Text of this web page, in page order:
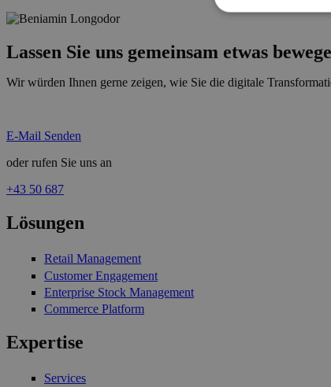
Lassen Sie uns gemeinsam etwas
Wir würden Ihnen gerne zeigen, wie Sie die digitale
E-Mail Senden
oder rufen Sie uns an
+43 50 687
Lösungen
Retail Management
Customer Engagement
Enterprise Stock Management
Commerce Platform
Expertise
Services